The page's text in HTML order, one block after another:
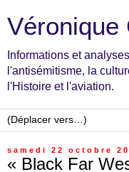
Véronique
Informations et
l'antisémitisme, la
l'Histoire et l'aviation.
samedi 22 octobre
« Black Far